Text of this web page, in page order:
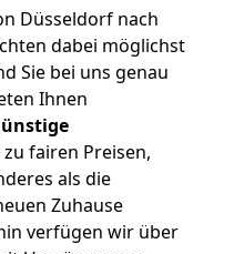
Düsseldorf nach
dabei möglichst
Sie bei uns genau
Ihnen
zu fairen Preisen,
als die
Zuhause
verfügen wir über